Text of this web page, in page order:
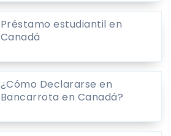
Préstamo estudiantil en
Canadá
¿Cómo Declararse en
Bancarrota en Canadá?